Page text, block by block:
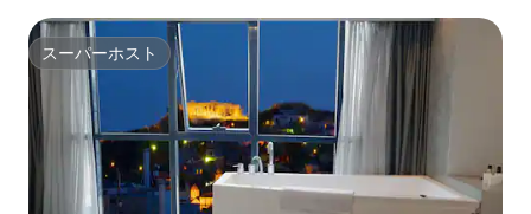
スーパーホスト
スーパーホスト